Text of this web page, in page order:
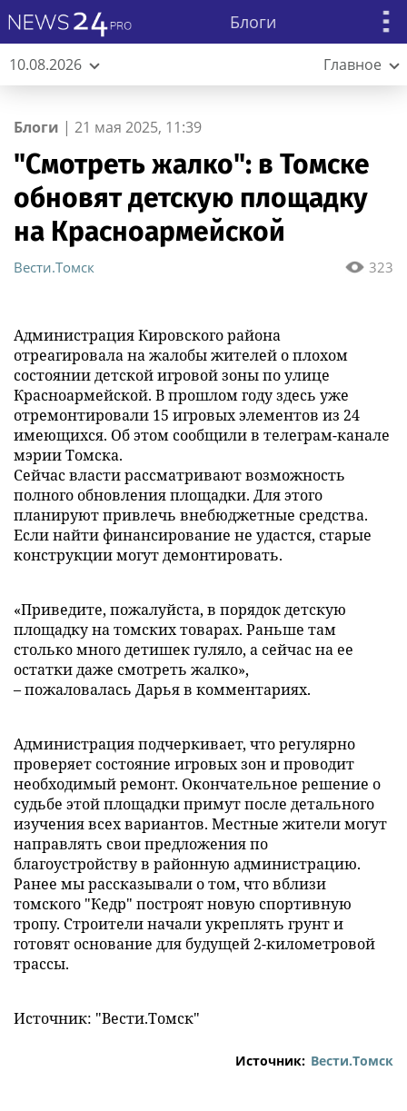
Блоги
10.08.2026 Главное
Блоги | 21 мая 2025, 11:39
"Смотреть жалко": в Томске
обновят детскую площадку
на Красноармейской
323
Вести.Томск
Администрация Кировского района
отреагировала на жалобы жителей о плохом
состоянии детской игровой зоны по улице
Красноармейской. В прошлом году здесь уже
отремонтировали 15 игровых элементов из 24
имеющихся. Об этом сообщили в телеграм-канале
мэрии Томска.
Сейчас власти рассматривают возможность
полного обновления площадки. Для этого
планируют привлечь внебюджетные средства.
Если найти финансирование не удастся, старые
конструкции могут демонтировать.
«Приведите, пожалуйста, в порядок детскую
площадку на томских товарах. Раньше там
столько много детишек гуляло, а сейчас на ее
остатки даже смотреть жалко»,
– пожаловалась Дарья в комментариях.
Администрация подчеркивает, что регулярно
проверяет состояние игровых зон и проводит
необходимый ремонт. Окончательное решение о
судьбе этой площадки примут после детального
изучения всех вариантов. Местные жители могут
направлять свои предложения по
благоустройству в районную администрацию.
Ранее мы рассказывали о том, что вблизи
томского "Кедр" построят новую спортивную
тропу. Строители начали укреплять грунт и
готовят основание для будущей 2-километровой
трассы.
Источник: "Вести.Томск"
Источник: Вести.Томск